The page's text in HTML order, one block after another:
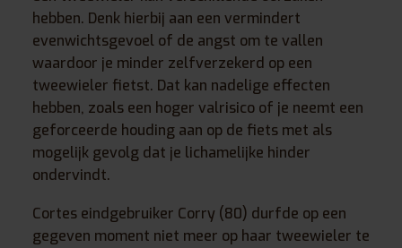
hebben. Denk hierbij aan een vermindert
evenwichtsgevoel of de angst om te vallen
waardoor je minder zelfverzekerd op een
tweewieler fietst. Dat kan nadelige effecten
hebben, zoals een hoger valrisico of je neemt een
geforceerde houding aan op de fiets met als
mogelijk gevolg dat je lichamelijke hinder
ondervindt.
Cortes eindgebruiker Corry (80) durfde op een
gegeven moment niet meer op haar tweewieler te